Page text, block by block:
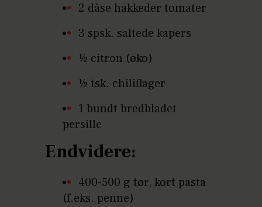
2 dåse hakkeder tomater
3 spsk. saltede kapers
½ citron (øko)
½ tsk. chiliflager
1 bundt bredbladet
persille
Endvidere:
400-500 g tør, kort pasta
(f.eks. penne)